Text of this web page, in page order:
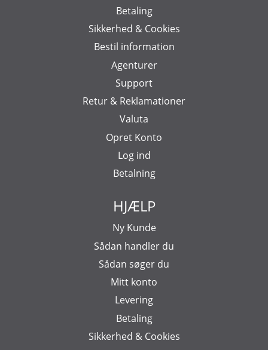
Betaling
Sikkerhed & Cookies
Bestil information
Agenturer
Support
Retur & Reklamationer
Valuta
Opret Konto
Log ind
Betalning
HJÆLP
Ny Kunde
Sådan handler du
Sådan søger du
Mitt konto
Levering
Betaling
Sikkerhed & Cookies